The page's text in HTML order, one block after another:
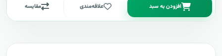
افزودن به سبد علاقه‌مندی مقایسه